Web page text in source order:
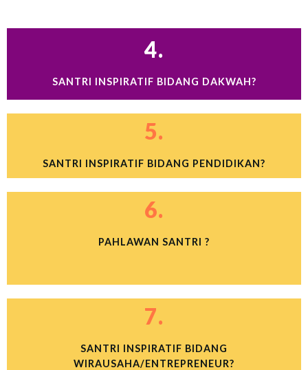
4.
SANTRI INSPIRATIF BIDANG DAKWAH?
5.
SANTRI INSPIRATIF BIDANG PENDIDIKAN?
6.
PAHLAWAN SANTRI ?
7.
SANTRI INSPIRATIF BIDANG
WIRAUSAHA/ENTREPRENEUR?